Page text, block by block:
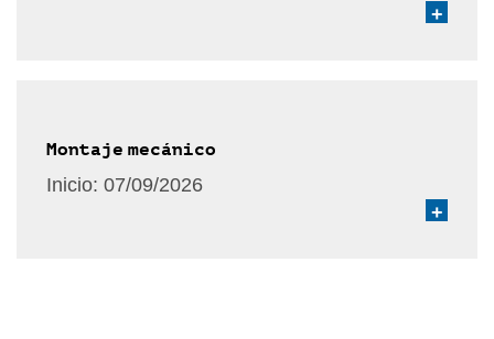
+
Montaje mecánico
Inicio: 07/09/2026
+